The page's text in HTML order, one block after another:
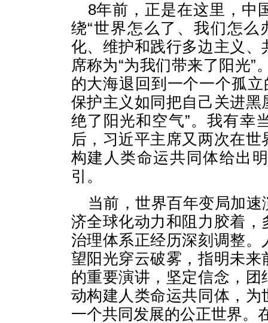
8年前，正是在这里，中
绕“世界怎么了、我们怎
化、维护和践行多边主义
席称为“为我们带来了阳光”
的大海退回到一个一个孤
保护主义如同把自己关进
绝了阳光和空气”。我有幸
后，习近平主席又两次在
构建人类命运共同体给出
引。
当前，世界百年变局加
济全球化动力和阻力胶着
治理体系正经历深刻调整
望阳光穿云破雾，指明未
的重要演讲，坚定信念，
动构建人类命运共同体，
一个共同发展的公正世界。